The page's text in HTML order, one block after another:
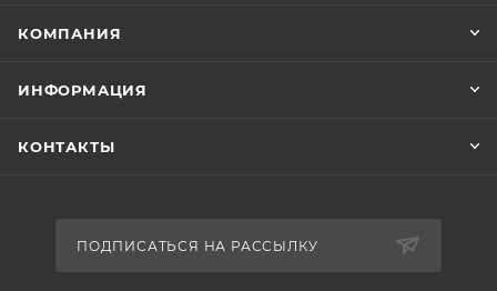
КОМПАНИЯ
ИНФОРМАЦИЯ
КОНТАКТЫ
ПОДПИСАТЬСЯ НА РАССЫЛКУ